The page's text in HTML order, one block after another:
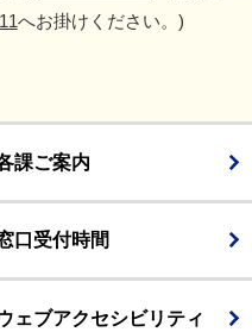
へお掛けください。)
課ご案内
口受付時間
ェブアクセシビリティ